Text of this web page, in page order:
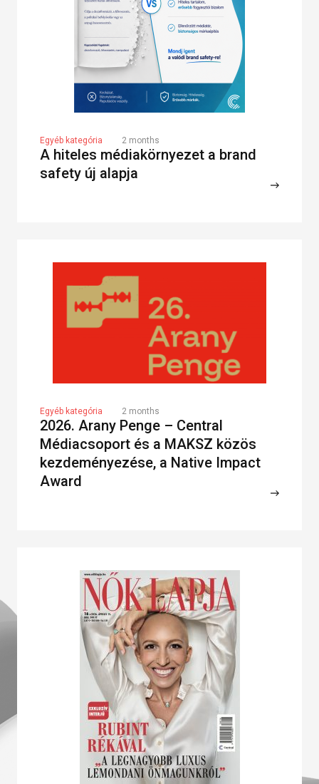
Egyéb kategória 2 months
A hiteles médiakörnyezet a brand
safety új alapja
Egyéb kategória 2 months
2026. Arany Penge – Central
Médiacsoport és a MAKSZ közös
kezdeményezése, a Native Impact
Award